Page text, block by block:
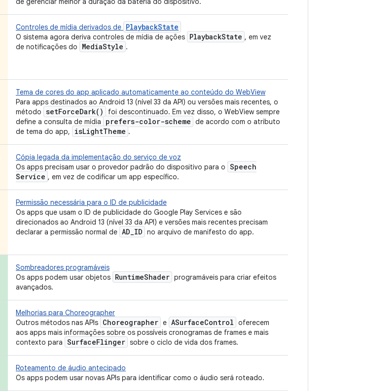
Controles de mídia derivados de PlaybackState
O sistema agora deriva controles de mídia de ações PlaybackState , em vez
de notificações do
MediaStyle .
Tema de cores do app aplicado automaticamente ao conteúdo do WebView
Para apps destinados ao Android 13 (nível 33 da API) ou versões mais recentes, o
método setForceDark( )
foi descontinuado. Em vez disso, o WebView sempre
define a consulta de mídia
prefers-color-scheme de acordo com o atributo
de tema do app,
isLightTheme .
Cópia legada da implementação do serviço de voz
Os apps precisam usar o provedor padrão do dispositivo para o Speech
Service , em vez de codificar um app específico.
Permissão necessária para o ID de publicidade
Os apps que usam o ID de publicidade do Google Play Services e são
direcionados ao Android 13 (nível 33 da API) e versões mais recentes precisam
declarar a permissão normal de AD_ID no arquivo de manifesto do app.
Sombreadores programáveis
Os apps podem usar objetos RuntimeShader programáveis para criar efeitos
avançados.
Melhorias para Choreographer
Outros métodos nas APIs Choreographer e ASurfaceControl oferecem
aos apps mais informações sobre os possíveis cronogramas de frames e mais
contexto para SurfaceFlinger sobre o ciclo de vida dos frames.
Roteamento de áudio antecipado
Os apps podem usar novas APIs para identificar como o áudio será roteado.